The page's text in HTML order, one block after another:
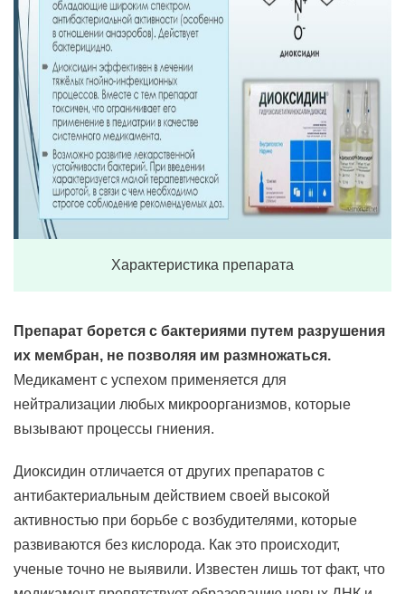
Характеристика препарата
Препарат борется с бактериями путем разрушения
их мембран, не позволяя им размножаться.
Медикамент с успехом применяется для
нейтрализации любых микроорганизмов, которые
вызывают процессы гниения.
Диоксидин отличается от других препаратов с
антибактериальным действием своей высокой
активностью при борьбе с возбудителями, которые
развиваются без кислорода. Как это происходит,
ученые точно не выявили. Известен лишь тот факт, что